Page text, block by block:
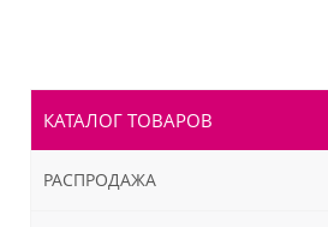
КАТАЛОГ ТОВАРОВ
РАСПРОДАЖА